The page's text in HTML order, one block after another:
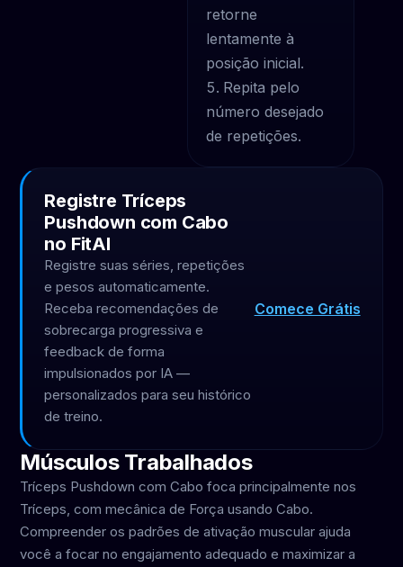
retorne
lentamente à
posição inicial.
Repita pelo
número desejado
de repetições.
Registre Tríceps
Pushdown com Cabo
no FitAI
Registre suas séries, repetições
e pesos automaticamente.
Receba recomendações de
sobrecarga progressiva e
feedback de forma
impulsionados por IA —
personalizados para seu histórico
de treino.
Comece Grátis
Músculos Trabalhados
Tríceps Pushdown com Cabo foca principalmente nos
Tríceps, com mecânica de Força usando Cabo.
Compreender os padrões de ativação muscular ajuda
você a focar no engajamento adequado e maximizar a